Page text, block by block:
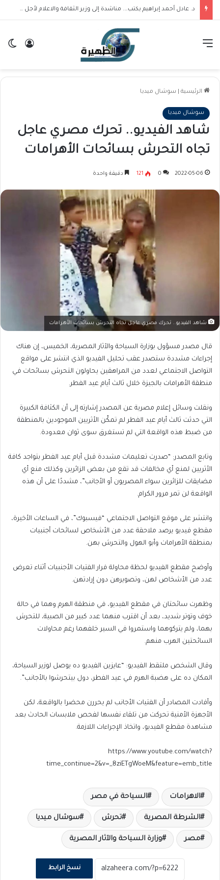
د. عادل أحمد إبراهيم يكتب…. مناشدة إلى وزير الثقافة والاعلام لأجل عودة الكتاب إلى الخرطوم
تسجيل القائمة
الرئيسية سوشال ميديا
سوشال ميديا
شاهد الفيديو.. تحرك مصري عاجل
تجاه التحرش بسائحات الأهرامات
2022-05-06
0
121 دقيقة واحدة
شاهد الفيديو.. تحرك مصري عاجل تجاه التحرش بسائحات الأهرامات
قال مصدر مسؤول بوزارة السياحة والآثار المصرية، الخميس، إن هناك
إجراءات مشددة ستصدر عقب تحليل الفيديو الذي انتشر على مواقع
التواصل الاجتماعي لعدد من المراهقين يحاولون التحرش بسائحات في
منطقة الأهرامات بالجيزة خلال ثالث أيام عيد الفطر.
ونقلت وسائل إعلام مصرية عن المصدر إشارته إلى أن الكثافة الكبيرة
التي حدثت ثالث أيام عيد الفطر لم تمكّن الأثريين الموجودين بالمنطقة
من ضبط هذه الواقعة التي لم تستغرق سوى ثوان معدودة.
وتابع المصدر: “صدرت تعليمات مشددة قبل أيام عيد الفطر بتواجد كافة
الأثريين لمنع أي مخالفات قد تقع من بعض الزائرين وكذلك منع أي
مضايقات للزائرين سواء المصريون أو الأجانب”، مشددًا على أن هذه
الواقعة لن تمر مرور الكرام.
وانتشر على موقع التواصل الاجتماعي “فيسبوك”، في الساعات الأخيرة،
مقطع فيديو يرصد ملاحقة عدد من الأشخاص لسائحات أجنبيات
بمنطقة الأهرامات وأبو الهول والتحرش بهن.
وأوضح مقطع الفيديو لحظة محاولة فرار الفتيات الأجنبيات أثناء تعرض
عدد من الأشخاص لهن، وتصويرهن دون إرادتهن.
وظهرت سائحتان في مقطع الفيديو، في منطقة الهرم وهما في حالة
خوف وتوتر شديد، بعد أن اقترب منهما عدد كبير من الصبية، للتحرش
بهما، ولم يتركوهما واستمروا في السير خلفهما رغم محاولات
السائحتين الهرب منهم.
وقال الشخص ملتقط الفيديو: “عايزين الفيديو ده يوصل لوزير السياحة،
المكان ده على هضبة الهرم في عيد الفطر، دول بيتحرشوا بالأجانب”.
وأفادت المصادر أن الفتيات الأجانب لم يحررن محضرا بالواقعة، لكن
الأجهزة الأمنية تحركت من تلقاء نفسها لفحص ملابسات الحادث بعد
مشاهدة مقطع الفيديو، واتخاذ الإجراءات اللازمة.
https://www.youtube.com/watch?
time_continue=2&v=_8ziETgWoeM&feature=emb_title
الاهرامات السياحة في مصر
الشرطة المصرية تحرش سوشال ميديا
مصر وزارة السياحة والآثار المصرية
نسخ الرابط